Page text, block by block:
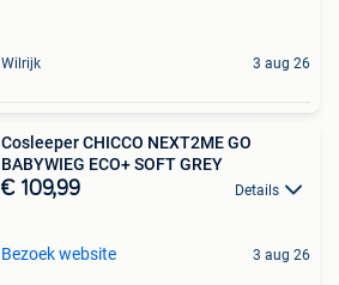
Wilrijk 3 aug 26
Cosleeper CHICCO NEXT2ME GO
BABYWIEG ECO+ SOFT GREY
€ 109,99 Details
Bezoek website 3 aug 26